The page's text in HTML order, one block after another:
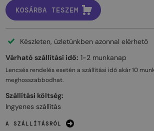
KOSÁRBA TESZEM
Készleten, üzletünkben azonnal elérhető
Várható szállítási idő: 1-2 munkanap
Lencsés rendelés esetén a szállítási idő akár10
meghosszabbodhat.
Szállítási költség:
Ingyenes szállítás
A SZÁLLÍTÁSRÓL